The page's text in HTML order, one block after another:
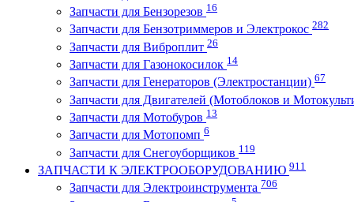
Запчасти для Бензорезов 16
Запчасти для Бензотриммеров и Электрокос 282
Запчасти для Виброплит 26
Запчасти для Газонокосилок 14
Запчасти для Генераторов (Электростанции) 67
Запчасти для Двигателей (Мотоблоков и
Запчасти для Мотобуров 13
Запчасти для Мотопомп 6
Запчасти для Снегоуборщиков 119
ЗАПЧАСТИ К ЭЛЕКТРООБОРУДОВАНИЮ 911
Запчасти для Электроинструмента 706